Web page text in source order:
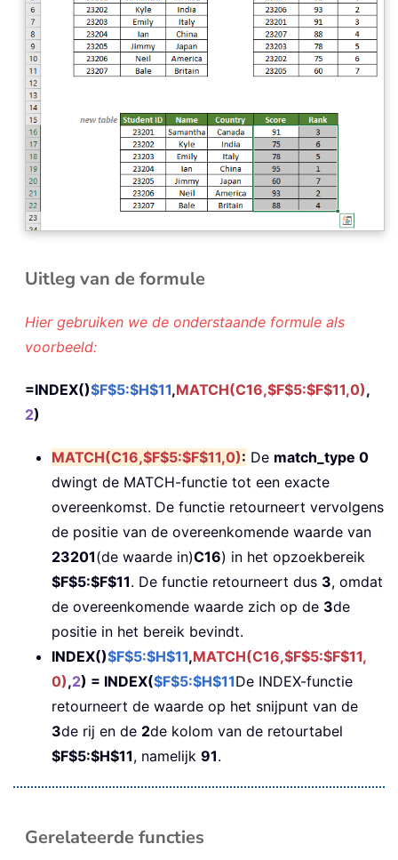
Uitleg van de formule
Hier gebruiken we de onderstaande formule als
voorbeeld:
=INDEX()$F$5:$H$11,MATCH(C16,$F$5:$F$11,0),
2)
MATCH(C16,$F$5:$F$11,0): De match_type 0
dwingt de MATCH-functie tot een exacte
overeenkomst. De functie retourneert vervolgens
de positie van de overeenkomende waarde van
23201(de waarde in)C16) in het opzoekbereik
$F$5:$F$11. De functie retourneert dus 3, omdat
de overeenkomende waarde zich op de 3de
positie in het bereik bevindt.
INDEX()$F$5:$H$11,MATCH(C16,$F$5:$F$11,
0),2) = INDEX($F$5:$H$11De INDEX-functie
retourneert de waarde op het snijpunt van de
3de rij en de 2de kolom van de retourtabel
$F$5:$H$11, namelijk 91.
Gerelateerde functies